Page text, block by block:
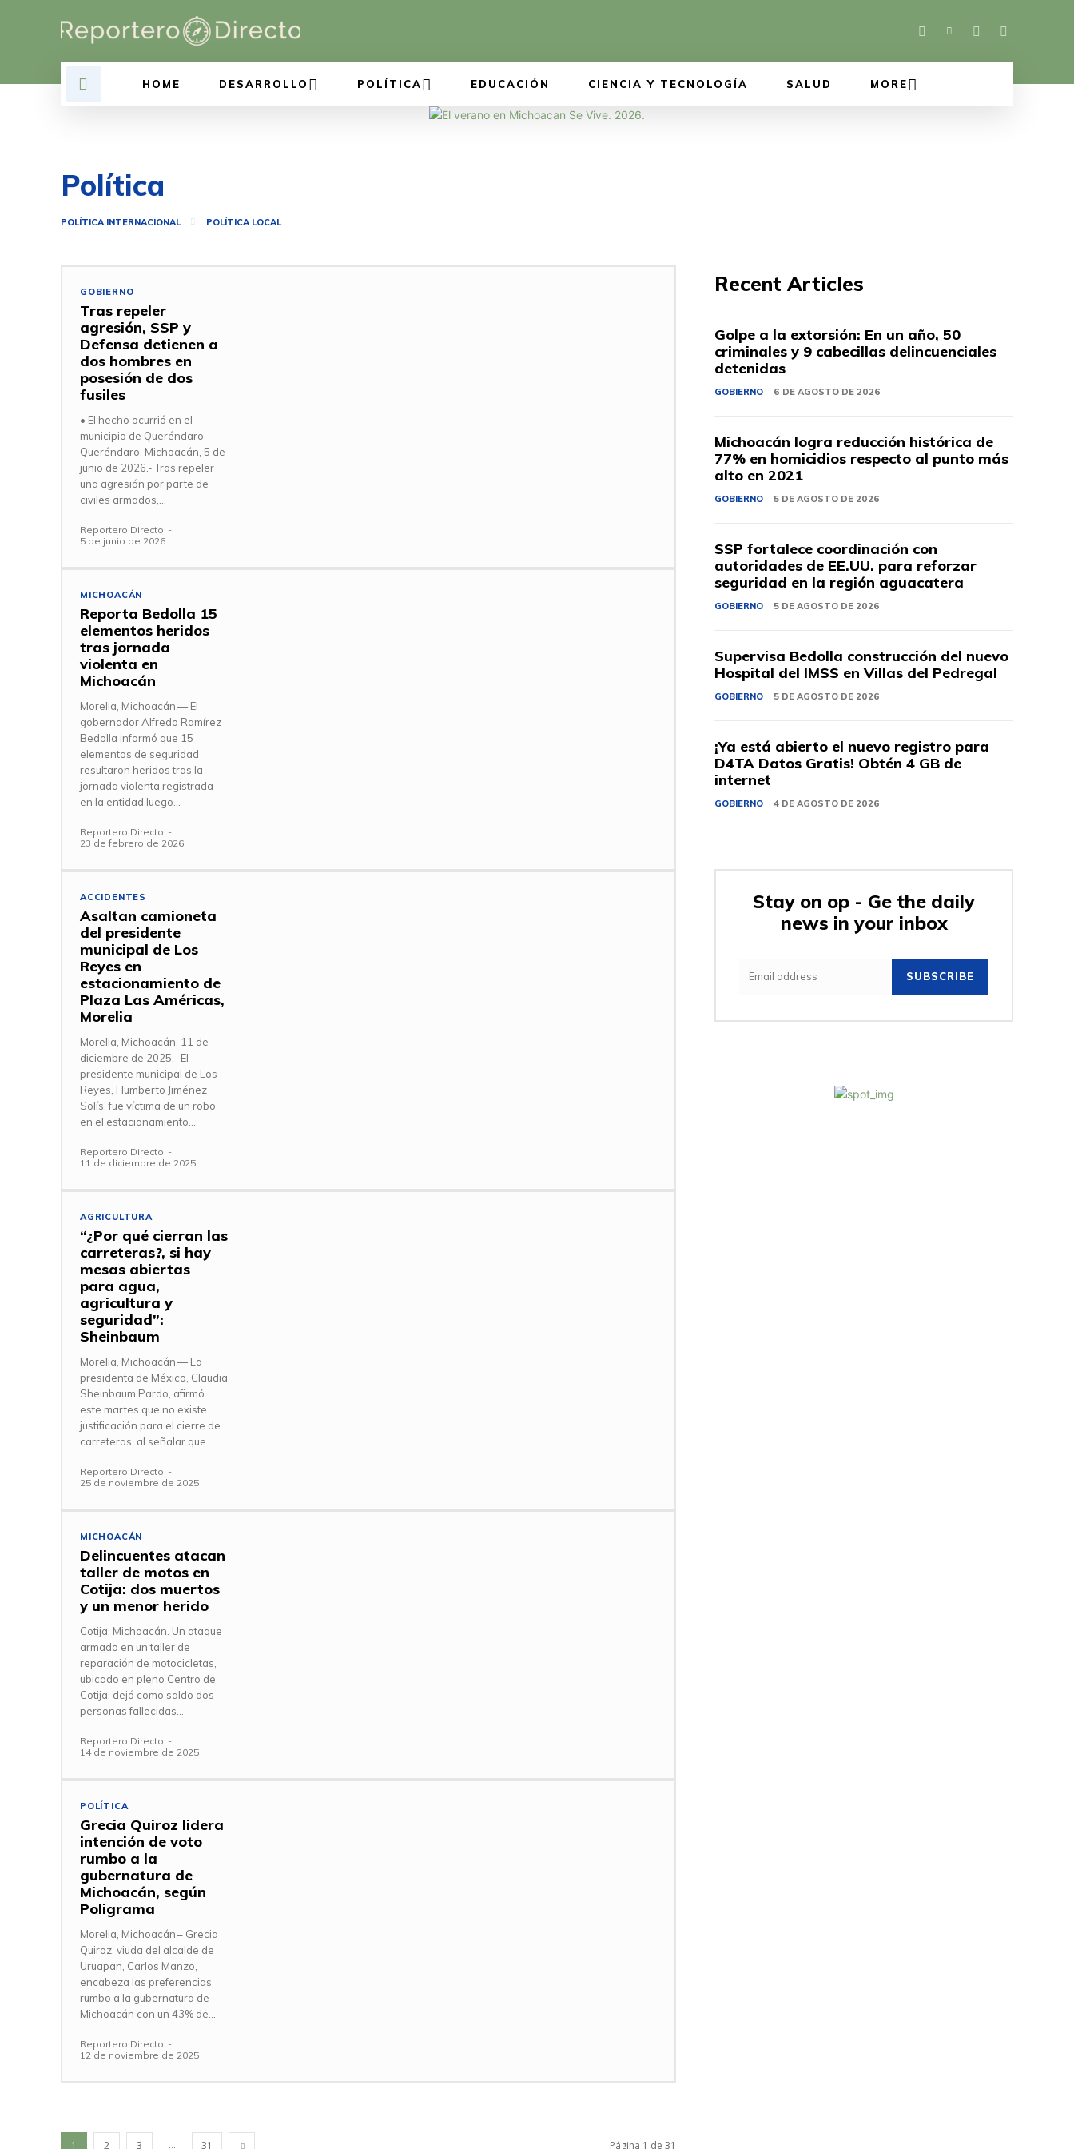
HOME DESARROLLO POLÍTICA EDUCACIÓN CIENCIA Y TECNOLOGÍA SALUD MORE
Política
POLÍTICA INTERNACIONAL POLÍTICA LOCAL
GOBIERNO
Tras repeler
agresión, SSP y
Defensa detienen a
dos hombres en
posesión de dos
fusiles
• El hecho ocurrió en el
municipio de Queréndaro
Queréndaro, Michoacán, 5 de
junio de 2026.- Tras repeler
una agresión por parte de
civiles armados,...
Reportero Directo -
5 de junio de 2026
MICHOACÁN
Reporta Bedolla 15
elementos heridos
tras jornada
violenta en
Michoacán
Morelia, Michoacán.— El
gobernador Alfredo Ramírez
Bedolla informó que 15
elementos de seguridad
resultaron heridos tras la
jornada violenta registrada
en la entidad luego...
Reportero Directo -
23 de febrero de 2026
ACCIDENTES
Asaltan camioneta
del presidente
municipal de Los
Reyes en
estacionamiento de
Plaza Las Américas,
Morelia
Morelia, Michoacán, 11 de
diciembre de 2025.- El
presidente municipal de Los
Reyes, Humberto Jiménez
Solís, fue víctima de un robo
en el estacionamiento...
Reportero Directo -
11 de diciembre de 2025
AGRICULTURA
“¿Por qué cierran las
carreteras?, si hay
mesas abiertas
para agua,
agricultura y
seguridad”:
Sheinbaum
Morelia, Michoacán.— La
presidenta de México, Claudia
Sheinbaum Pardo, afirmó
este martes que no existe
justificación para el cierre de
carreteras, al señalar que...
Reportero Directo -
25 de noviembre de 2025
MICHOACÁN
Delincuentes atacan
taller de motos en
Cotija: dos muertos
y un menor herido
Cotija, Michoacán. Un ataque
armado en un taller de
reparación de motocicletas,
ubicado en pleno Centro de
Cotija, dejó como saldo dos
personas fallecidas...
Reportero Directo -
14 de noviembre de 2025
POLÍTICA
Grecia Quiroz lidera
intención de voto
rumbo a la
gubernatura de
Michoacán, según
Poligrama
Morelia, Michoacán.– Grecia
Quiroz, viuda del alcalde de
Uruapan, Carlos Manzo,
encabeza las preferencias
rumbo a la gubernatura de
Michoacán con un 43% de...
Reportero Directo -
12 de noviembre de 2025
1 2 3 ... 31 Página 1 de 31
Recent Articles
Golpe a la extorsión: En un año, 50
criminales y 9 cabecillas delincuenciales
detenidas
GOBIERNO 6 DE AGOSTO DE 2026
Michoacán logra reducción histórica de
77% en homicidios respecto al punto más
alto en 2021
GOBIERNO 5 DE AGOSTO DE 2026
SSP fortalece coordinación con
autoridades de EE.UU. para reforzar
seguridad en la región aguacatera
GOBIERNO 5 DE AGOSTO DE 2026
Supervisa Bedolla construcción del nuevo
Hospital del IMSS en Villas del Pedregal
GOBIERNO 5 DE AGOSTO DE 2026
¡Ya está abierto el nuevo registro para
D4TA Datos Gratis! Obtén 4 GB de
internet
GOBIERNO 4 DE AGOSTO DE 2026
Stay on op - Ge the daily
news in your inbox
SUBSCRIBE